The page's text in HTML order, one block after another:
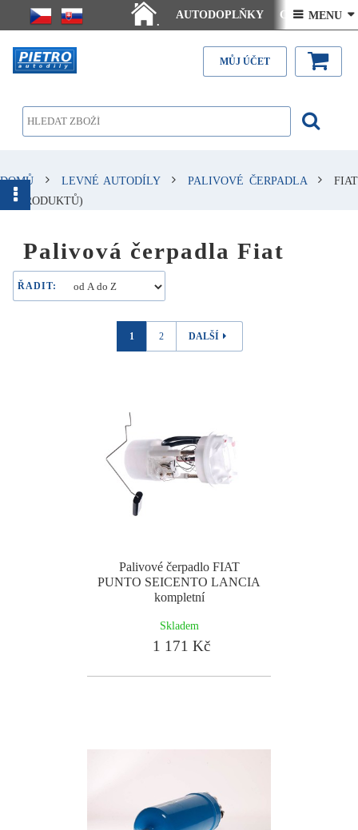
.
AUTODOPLŇKY Ceny doručení
Články - návody Kontakt
 MENU 
MŮJ ÚČET
DOMŮ LEVNÉ AUTODÍLY PALIVOVÉ ČERPADLA
FIAT
(22 PRODUKTŮ)
Palivová čerpadla Fiat
ŘADIT:
1 2 DALŠÍ
Palivové čerpadlo FIAT
PUNTO SEICENTO LANCIA
kompletní
Skladem
1 171 Kč